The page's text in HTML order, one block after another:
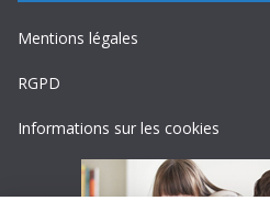
Mentions légales
RGPD
Informations sur les cookies